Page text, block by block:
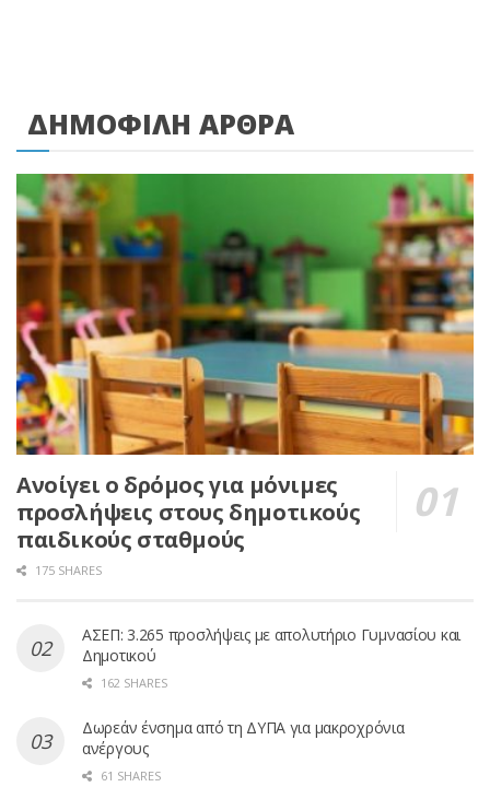
ΔΗΜΟΦΙΛΗ ΑΡΘΡΑ
Ανοίγει ο δρόμος για μόνιμες
προσλήψεις στους δημοτικούς
παιδικούς σταθμούς
175 SHARES
ΑΣΕΠ: 3.265 προσλήψεις με απολυτήριο Γυμνασίου και
Δημοτικού
162 SHARES
Δωρεάν ένσημα από τη ΔΥΠΑ για μακροχρόνια
ανέργους
61 SHARES